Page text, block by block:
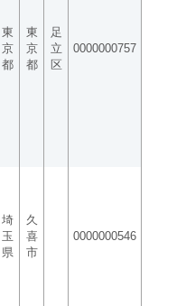
東
京
都
東
京
都
足
立
区
0000000757
埼
玉
県
久
喜
市
0000000546